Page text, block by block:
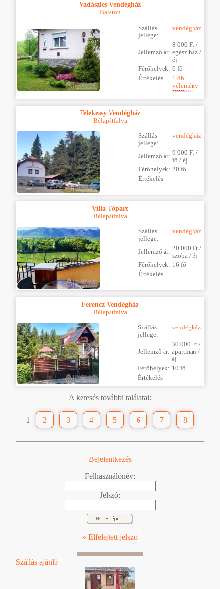
Vadászles Vendégház
Balaton
Szállás
jellege:
vendégház
Jellemző ár:
8 000 Ft /
egész ház /
éj
Férőhelyek: 6 fő
Értékelés
1 db
vélemény
Telekessy Vendégház
Bélapátfalva
Szállás
jellege:
vendégház
Jellemző ár: 9 000 Ft /
fő / éj
Férőhelyek: 20 fő
Értékelés
Villa Tópart
Bélapátfalva
Szállás
jellege:
vendégház
Jellemző ár: 20 000 Ft /
szoba / éj
Férőhelyek: 16 fő
Értékelés
Ferencz Vendégház
Bélapátfalva
Szállás
jellege:
vendégház
Jellemző ár:
30 000 Ft /
apartman /
éj
Férőhelyek: 10 fő
Értékelés
A keresés további találatai:
1 2 3 4 5 6 7 8
Bejelentkezés
Felhasználónév:
Jelszó:
» Elfelejtett jelszó
Szállás ajánló